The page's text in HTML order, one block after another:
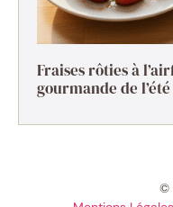
Fraises rôties à
gourmande de l’été
©